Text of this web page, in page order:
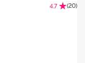
4.7 (20)